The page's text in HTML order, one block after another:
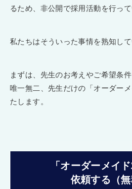
るため、非公開で採用活動を行って
私たちはそういった事情を熟知して
まずは、先生のお考えやご希望条
唯一無二、先生だけの「オーダー
たします。
「オーダーメイ
依頼する（無